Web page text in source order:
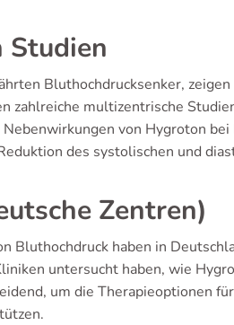
Studien
Bluthochdrucksenker, zeigen
zahlreiche multizentrische
von Hygroton
des systolischen und
Zentren)
Bluthochdruck haben in
untersucht haben, wie
um die Therapieoptionen